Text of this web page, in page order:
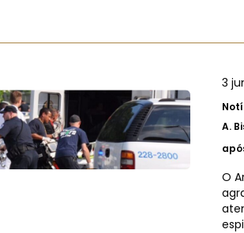
3
A.
O